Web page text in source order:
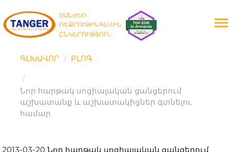
ՏԱՆԺԵՌ
ՌԵՔՐՈՒԹԻՆԳԱՅԻՆ
ԸՆԿԵՐՈՒԹՅՈՒՆ
ԳԼԽԱՎՈՐ ԲԼՈԳ
Նոր հարթակ սոցիալական ցանցերում
աշխատանք և աշխատակիցներ գտնելու
համար
2013-03-20 Նոր հարթակ սոցիալական ցանցերում